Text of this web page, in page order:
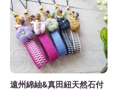
遠州綿紬&真田紐天然石付